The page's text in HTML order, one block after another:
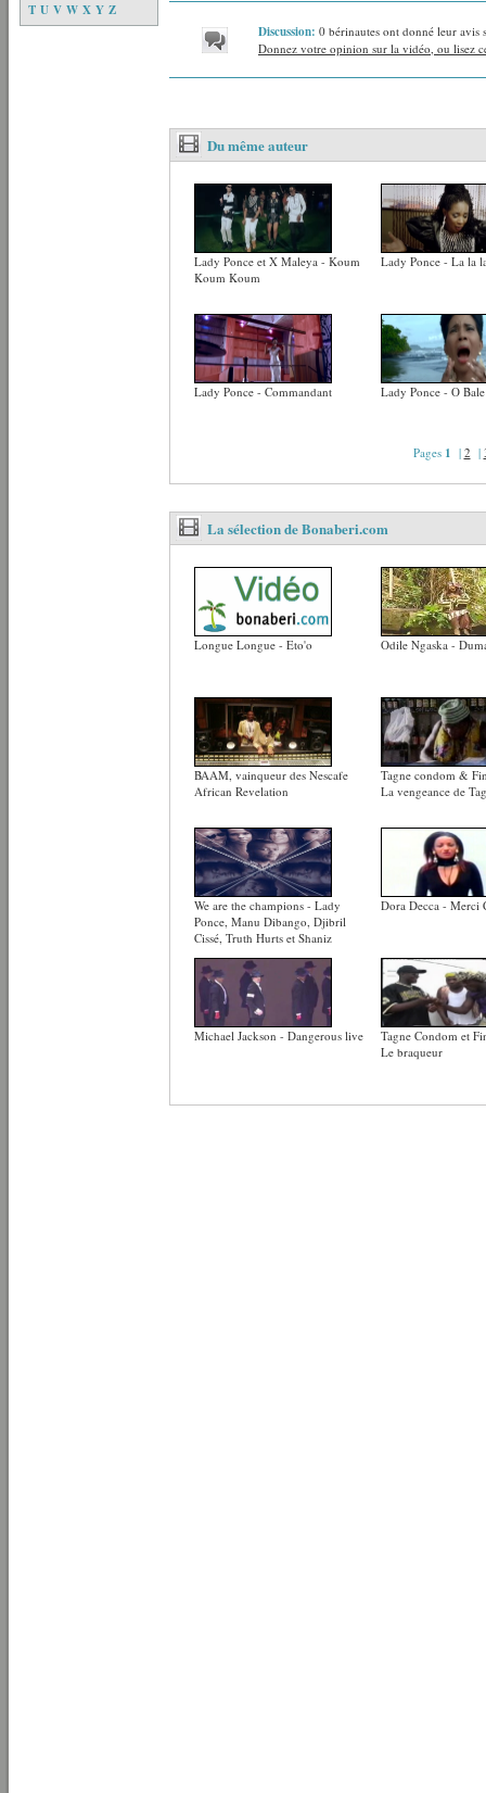
T U V W X Y Z
Discussion: 0 bérinautes ont donné leur avis
Donnez votre opinion sur la vidéo, ou lisez
Du même auteur
Lady Ponce et X Maleya - Koum
Koum Koum
Lady Ponce - La la
Lady Ponce - Commandant Lady Ponce - O
Pages 1 | 2 |
La sélection de Bonaberi.com
Longue Longue - Eto'o Odile Ngaska -
BAAM, vainqueur des Nescafe
African Revelation
Tagne condom &
La vengeance de
We are the champions - Lady
Ponce, Manu Dibango, Djibril
Cissé, Truth Hurts et Shaniz
Dora Decca - Merci
Michael Jackson - Dangerous live
Tagne Condom et
Le braqueur